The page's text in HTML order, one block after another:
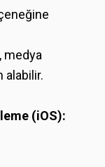
medya
alabilir.
(iOS):